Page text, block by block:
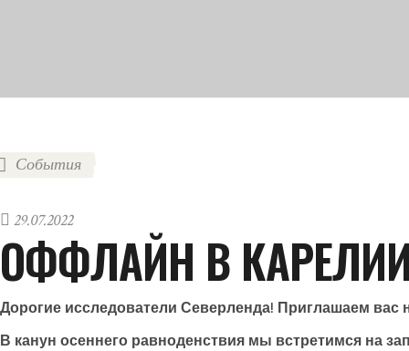
События
29.07.2022
ОФФЛАЙН В
Дорогие исследователи Северленда! Приглашаем
В канун осеннего равноденствия мы встретимся на